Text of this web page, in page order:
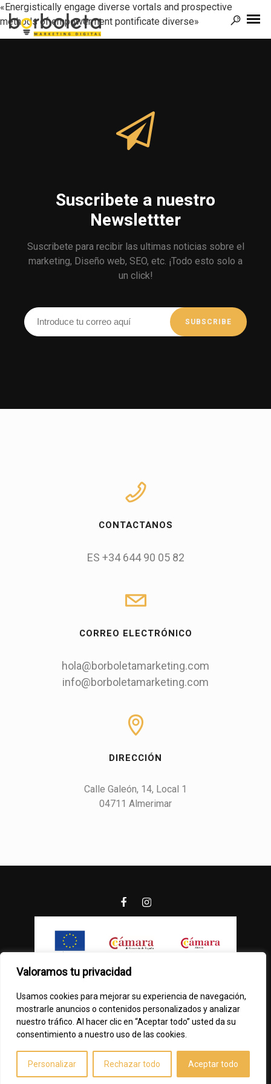
Valoramos tu privacidad
Usamos cookies para mejorar su experiencia de navegación,
mostrarle anuncios o contenidos personalizados y analizar
nuestro tráfico. Al hacer clic en “Aceptar todo” usted da su
consentimiento a nuestro uso de las cookies.
Personalizar Rechazar todo Aceptar todo
«Energistically engage diverse vortals and prospective
methods of empowerment pontificate diverse»
Suscribete a nuestro
Newslettter
Suscribete para recibir las ultimas noticias sobre el
marketing, Diseño web, SEO, etc. ¡Todo esto solo a
un click!
CONTACTANOS
ES +34 644 90 05 82
CORREO ELECTRÓNICO
hola@borboletamarketing.com
info@borboletamarketing.com
DIRECCIÓN
Calle Galeón, 14, Local 1
04711 Almerimar
2021 Borboleta Marketing